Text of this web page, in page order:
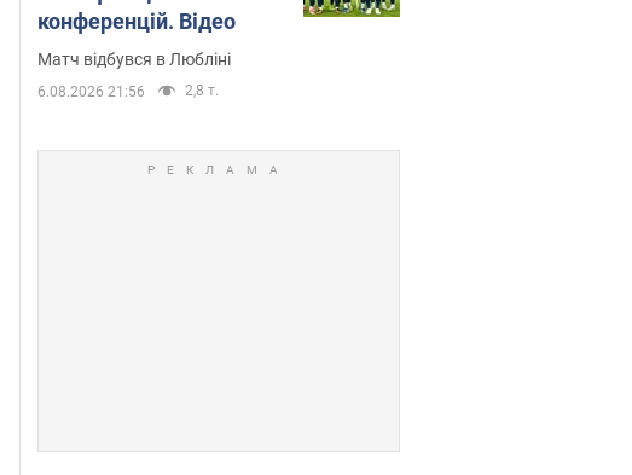
конференцій. Відео
Матч відбувся в Любліні
6.08.2026 21:56 2,8 т.